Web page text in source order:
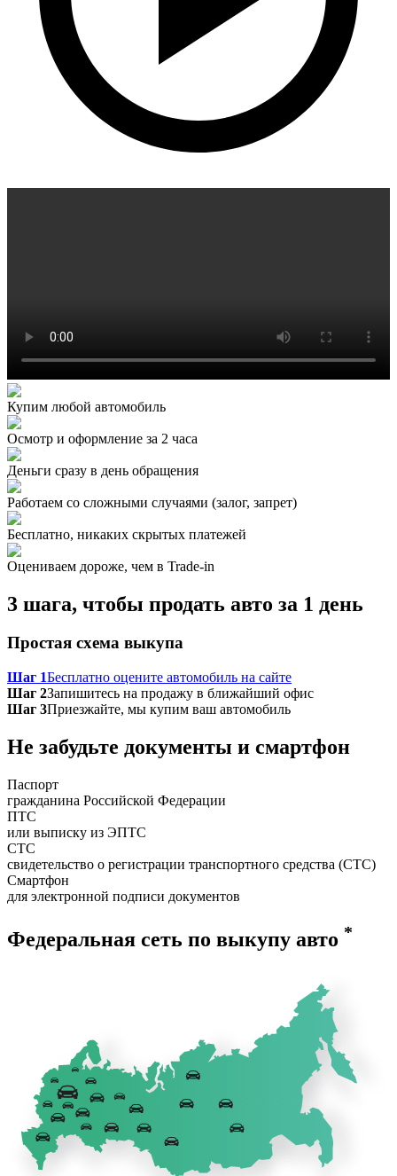
Купим любой автомобиль
Осмотр и оформление за 2 часа
Деньги сразу в день обращения
Работаем со сложными случаями (залог, запрет)
Бесплатно, никаких скрытых платежей
Оцениваем дороже, чем в Trade‑in
3 шага, чтобы продать авто за 1 день
Простая схема выкупа
Шаг 1Бесплатно оцените автомобиль на сайте
Шаг 2Запишитесь на продажу в ближайший офис
Шаг 3Приезжайте, мы купим ваш автомобиль
Не забудьте документы и смартфон
Паспорт
гражданина Российской Федерации
ПТС
или выписку из ЭПТС
СТС
свидетельство о регистрации транспортного средства (СТС)
Смартфон
для электронной подписи документов
Федеральная сеть по выкупу авто *